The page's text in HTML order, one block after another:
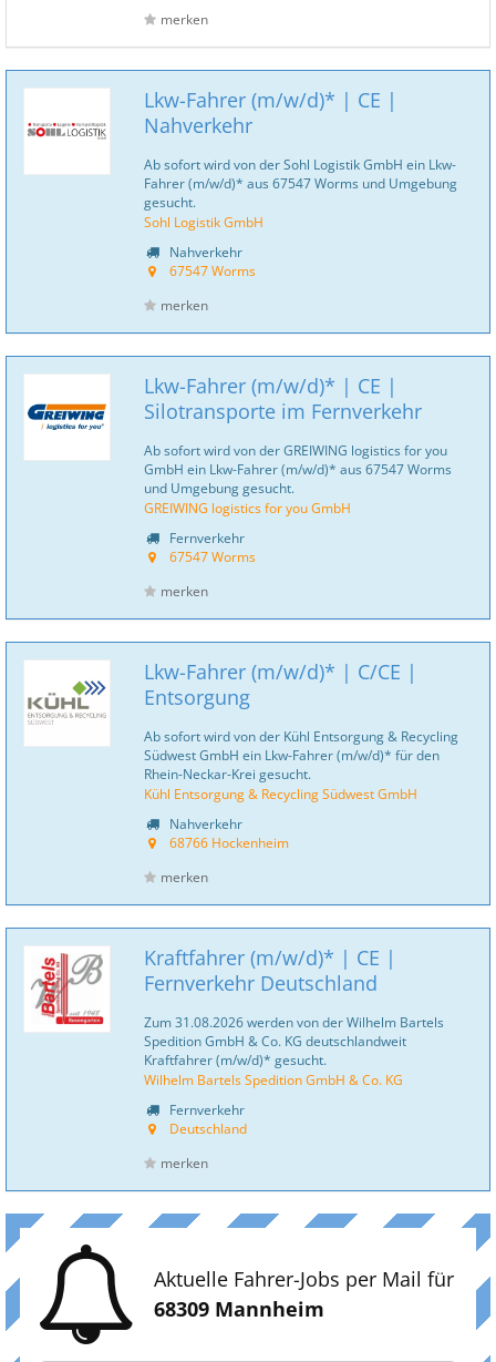
merken
Lkw-Fahrer (m/w/d)* | CE |
Nahverkehr
Ab sofort wird von der Sohl Logistik GmbH ein Lkw-
Fahrer (m/w/d)* aus 67547 Worms und Umgebung
gesucht.
Sohl Logistik GmbH
Nahverkehr
67547 Worms
merken
Lkw-Fahrer (m/w/d)* | CE |
Silotransporte im Fernverkehr
Ab sofort wird von der GREIWING logistics for you
GmbH ein Lkw-Fahrer (m/w/d)* aus 67547 Worms
und Umgebung gesucht.
GREIWING logistics for you GmbH
Fernverkehr
67547 Worms
merken
Lkw-Fahrer (m/w/d)* | C/CE |
Entsorgung
Ab sofort wird von der Kühl Entsorgung & Recycling
Südwest GmbH ein Lkw-Fahrer (m/w/d)* für den
Rhein-Neckar-Krei gesucht.
Kühl Entsorgung & Recycling Südwest GmbH
Nahverkehr
68766 Hockenheim
merken
Kraftfahrer (m/w/d)* | CE |
Fernverkehr Deutschland
Zum 31.08.2026 werden von der Wilhelm Bartels
Spedition GmbH & Co. KG deutschlandweit
Kraftfahrer (m/w/d)* gesucht.
Wilhelm Bartels Spedition GmbH & Co. KG
Fernverkehr
Deutschland
merken
Aktuelle Fahrer-Jobs per Mail für
68309 Mannheim